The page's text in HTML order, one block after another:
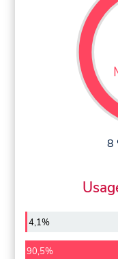
8
4,1%
90,5%